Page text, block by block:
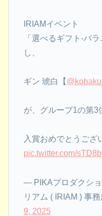
IRIAMイベント
「選べるギフト-バ
し、
ギン 琥白【
が、グループ1の第3
入賞おめでとうござ
pic.twitter.com/
— PIKAプロダクシ
リアム ( IRIAM ) 事
9, 2025